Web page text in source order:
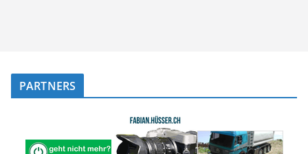
PARTNERS